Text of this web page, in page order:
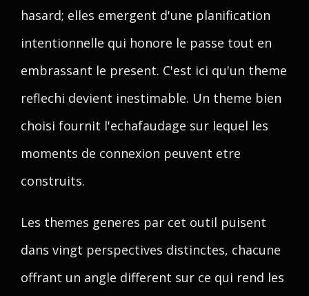
hasard; elles emergent d'une planification
intentionnelle qui honore le passe tout en
embrassant le present. C'est ici qu'un theme
reflechi devient inestimable. Un theme bien
choisi fournit l'echafaudage sur lequel les
moments de connexion peuvent etre
construits.
Les themes generes par cet outil puisent
dans vingt perspectives distinctes, chacune
offrant un angle different sur ce qui rend les